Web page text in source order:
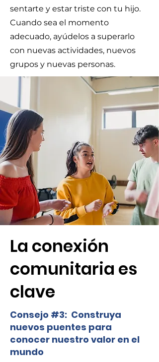
sentarte y estar triste con tu hijo.
Cuando sea el momento
adecuado, ayúdelos a superarlo
con nuevas actividades, nuevos
grupos y nuevas personas.
La conexión
comunitaria es
clave
​Consejo #3: Construya
nuevos puentes para
conocer nuestro valor en el
mundo